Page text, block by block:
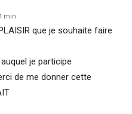
min
que je souhaite faire
je participe
de me donner cette